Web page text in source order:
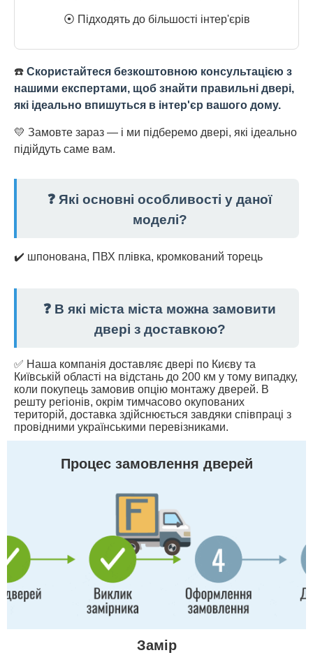
⦿ Підходять до більшості інтер'єрів
☎️ Скористайтеся безкоштовною консультацією з
нашими експертами, щоб знайти правильні двері,
які ідеально впишуться в інтер'єр вашого дому.
💛 Замовте зараз — і ми підберемо двері, які ідеально
підійдуть саме вам.
❓ Які основні особливості у даної
моделі?
✔️ шпонована, ПВХ плівка, кромкований торець
❓ В які міста міста можна замовити
двері з доставкою?
✅ Наша компанія доставляє двері по Києву та
Київській області на відстань до 200 км у тому випадку,
коли покупець замовив опцію монтажу дверей. В
решту регіонів, окрім тимчасово окупованих
територій, доставка здійснюється завдяки співпраці з
провідними українськими перевізниками.
Процес замовлення дверей
Замір